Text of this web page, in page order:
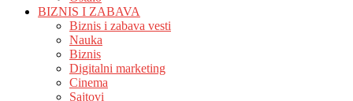
BIZNIS I ZABAVA
Biznis i zabava vesti
Nauka
Biznis
Digitalni marketing
Cinema
Sajtovi